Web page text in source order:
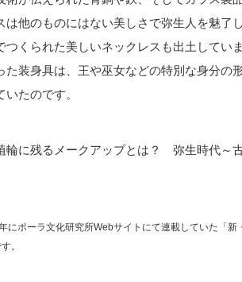
は他のものにはない美しさで弥生人を魅了
くられた美しいネックレスも出土していま
た装身具は、王や巫女などの特別な身分の
たのです。
輪に残るメークアップとは？ 弥生時代～
ポーラ文化研究所Webサイトにて連載していた「新
。